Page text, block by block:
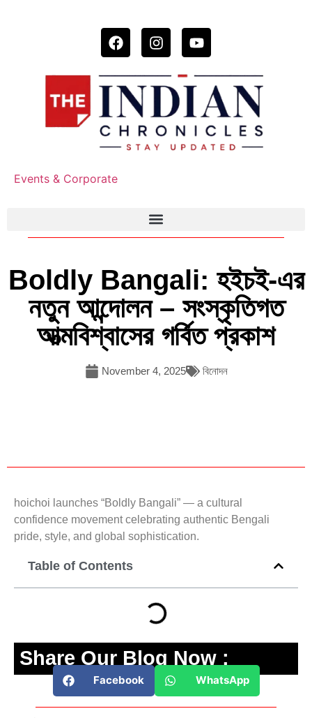
Events & Corporate
Boldly Bangali: হইচই-এর
নতুন আন্দোলন – সংস্কৃতিগত
আত্মবিশ্বাসের গর্বিত প্রকাশ
November 4, 2025 বিনোদন
hoichoi launches “Boldly Bangali” — a cultural
confidence movement celebrating authentic Bengali
pride, style, and global sophistication.
Table of Contents
Share Our Blog Now :
Facebook WhatsApp